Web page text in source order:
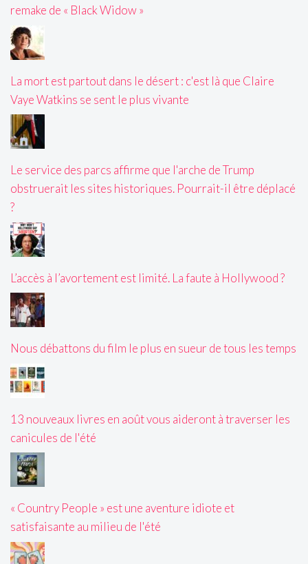
remake de « Black Widow »
La mort est partout dans le désert : c'est là que Claire
Vaye Watkins se sent le plus vivante
Le service des parcs affirme que l'arche de Trump
obstruerait les sites historiques. Pourrait-il être déplacé
?
L’accès à l’avortement est limité. La faute à Hollywood ?
Nous débattons du film le plus en sueur de tous les temps
13 nouveaux livres en août vous aideront à traverser les
canicules de l'été
« Country People » est une aventure idiote et
satisfaisante au milieu de l'été